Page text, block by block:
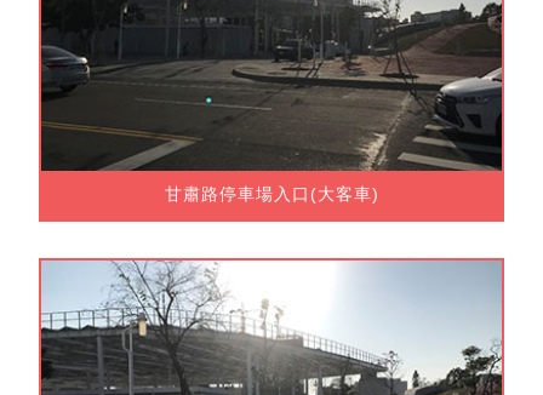
甘肅路停車場入口(大客車)